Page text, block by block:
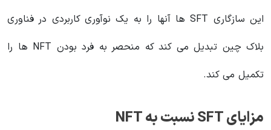
این سازگاری SFT ها آنها را به یک نوآوری کاربردی در فناوری
بلاک چین تبدیل می کند که منحصر به فرد بودن NFT ها را
تکمیل می کند.
مزایای SFT نسبت به NFT